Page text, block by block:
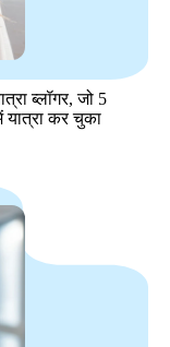
ब्लॉगर, जो 5
कर चुका